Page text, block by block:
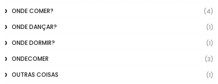
ONDE COMER?
(4)
ONDE DANÇAR?
(1)
ONDE DORMIR?
(1)
ONDECOMER
(3)
OUTRAS COISAS
(1)